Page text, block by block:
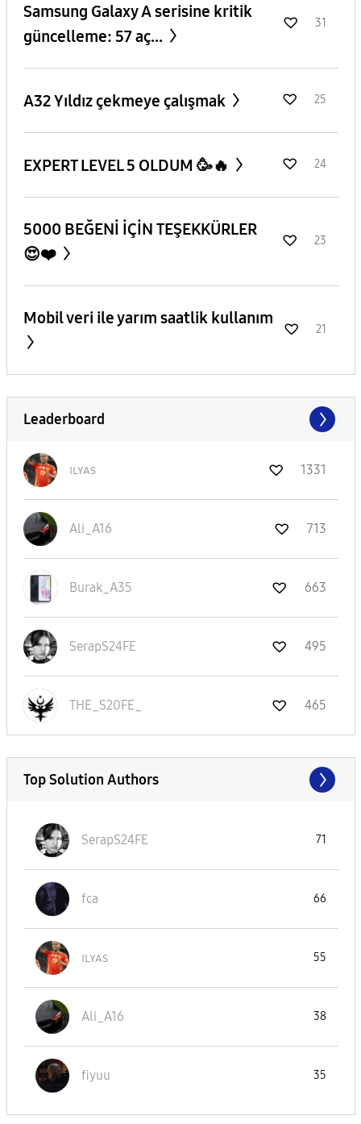
Samsung Galaxy A serisine kritik
güncelleme: 57 aç...
31
A32 Yıldız çekmeye çalışmak 25
EXPERT LEVEL 5 OLDUM 🥳🔥 24
5000 BEĞENİ İÇİN TEŞEKKÜRLER
😍❤️
23
Mobil veri ile yarım saatlik kullanım
21
Leaderboard
ɪʟʏᴀs 1331
Ali_A16 713
Burak_A35 663
SerapS24FE 495
THE_S20FE_ 465
Top Solution Authors
SerapS24FE 71
fca 66
ɪʟʏᴀs 55
Ali_A16 38
fiyuu 35